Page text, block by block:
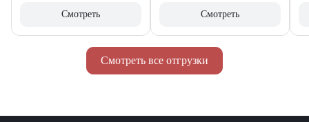
Смотреть все отгрузки
Смотреть Смотреть